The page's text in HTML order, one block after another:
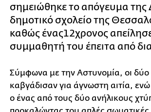
σημειώθηκε το απόγευμα της
δημοτικό σχολείο της
καθώς ένας12χρονος
συμμαθητή του έπειτα από
Σύμφωνα με την Αστυνομία, οι δύο
καβγάδισαν για άγνωστη αιτία,
ο ένας από τους δύο ανήλικους